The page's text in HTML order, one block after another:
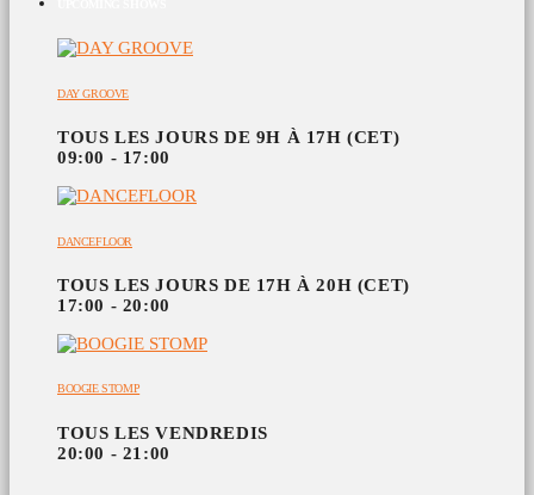
DAY GROOVE
TOUS LES JOURS DE 9H À 17H (CET)
09:00 - 17:00
DANCEFLOOR
TOUS LES JOURS DE 17H À 20H (CET)
17:00 - 20:00
BOOGIE STOMP
TOUS LES VENDREDIS
20:00 - 21:00